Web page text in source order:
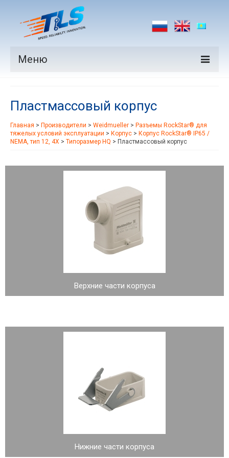
Меню
Производители
Рынки
Пластмассовый корпус
Главная > Производители > Weidmueller > Разъемы RockStar® для
тяжелых условий эксплуатации > Корпус > Корпус RockStar® IP65 /
NEMA, тип 12, 4X > Типоразмер HQ > Пластмассовый корпус
Верхние части корпуса
Нижние части корпуса